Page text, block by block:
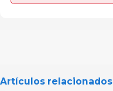
Artículos relacionados